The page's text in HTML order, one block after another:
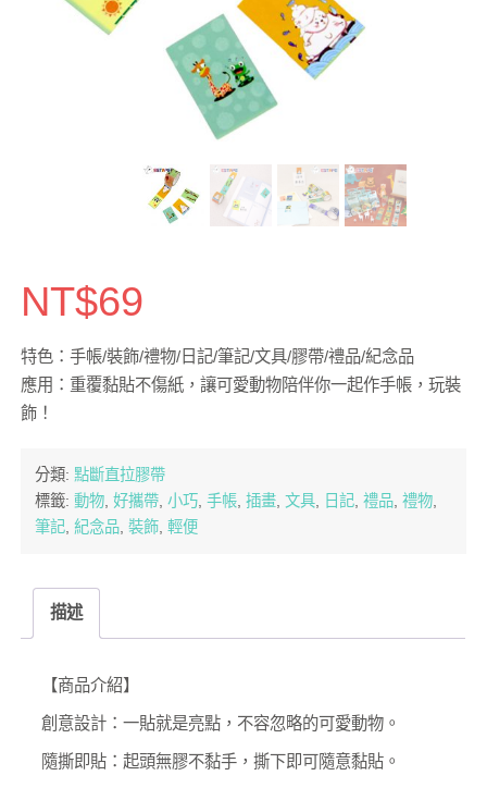
NT$69
特色：手帳/裝飾/禮物/日記/筆記/文具/膠帶/禮品/紀念品
應用：重覆黏貼不傷紙，讓可愛動物陪伴你一起作手帳，玩裝
飾！
分類: 點斷直拉膠帶
標籤: 動物, 好攜帶, 小巧, 手帳, 插畫, 文具, 日記, 禮品, 禮物,
筆記, 紀念品, 裝飾, 輕便
描述
【商品介紹】
創意設計：一貼就是亮點，不容忽略的可愛動物。
隨撕即貼：起頭無膠不黏手，撕下即可隨意黏貼。